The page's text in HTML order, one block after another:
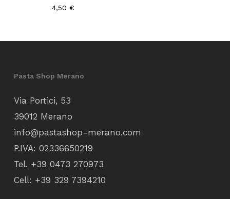
4,50 €
Pasta Shop Merano
Via Portici, 53
39012 Merano
info@pastashop-merano.com
P.IVA: 02336650219
Tel. +39 0473 270973
Cell: +39 329 7394210